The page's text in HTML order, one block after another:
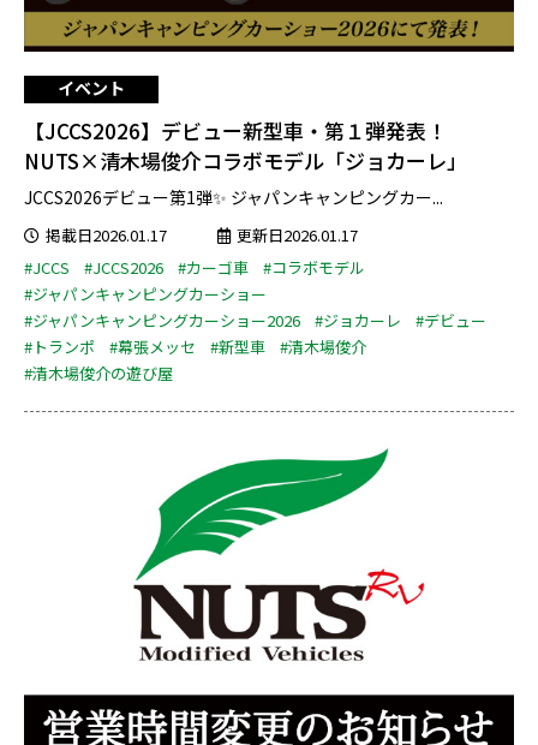
イベント
【JCCS2026】デビュー新型車・第１弾発表！
NUTS×清木場俊介コラボモデル「ジョカーレ」
JCCS2026デビュー第1弾✨ ジャパンキャンピングカー...
掲載日2026.01.17
更新日2026.01.17
#JCCS
#JCCS2026 #カーゴ車
#コラボモデル
#ジャパンキャンピングカーショー
#ジャパンキャンピングカーショー2026
#ジョカーレ
#デビュー
#トランポ
#幕張メッセ #新型車
#清木場俊介
#清木場俊介の遊び屋